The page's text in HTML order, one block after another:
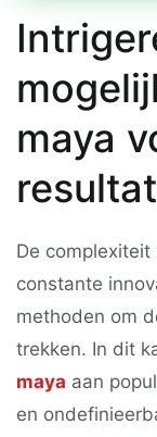
maya
De
constante
methoden om
trekken. In dit
maya aan
en